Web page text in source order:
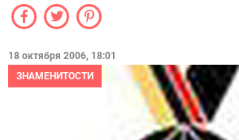
18 октября 2006, 18:01
ЗНАМЕНИТОСТИ